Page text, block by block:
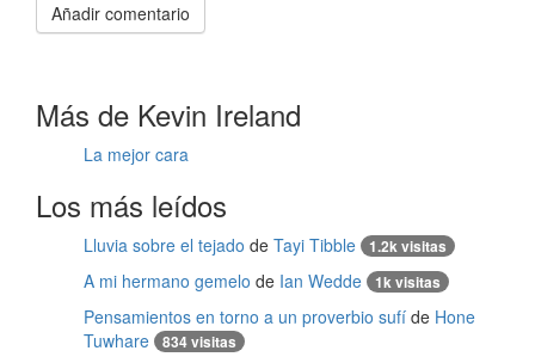
Añadir comentario
Más de Kevin Ireland
La mejor cara
Los más leídos
Lluvia sobre el tejado de Tayi Tibble 1.2k visitas
A mi hermano gemelo de Ian Wedde 1k visitas
Pensamientos en torno a un proverbio sufí de Hone
Tuwhare
834 visitas